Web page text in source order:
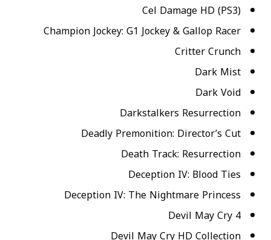
Cel Damage HD (PS3)
Champion Jockey: G1 Jockey & Gallop Racer
Critter Crunch
Dark Mist
Dark Void
Darkstalkers Resurrection
Deadly Premonition: Director’s Cut
Death Track: Resurrection
Deception IV: Blood Ties
Deception IV: The Nightmare Princess
Devil May Cry 4
Devil May Cry HD Collection